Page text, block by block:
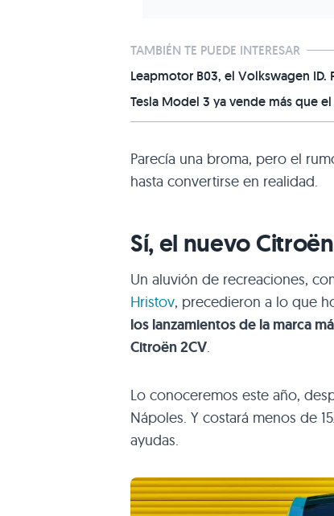
TAMBIÉN TE PUEDE INTERESAR
Leapmotor B03, el Volkswagen
Tesla Model 3 ya vende más que
Parecía una broma, pero el
hasta convertirse en realidad.
Sí, el nuevo
Un aluvión de recreaciones,
Hristov, precedieron a lo que
los lanzamientos de la marca
Citroën 2CV.
Lo conoceremos este año,
Nápoles. Y costará menos de
ayudas.